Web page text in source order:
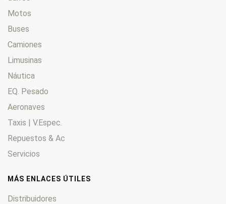
Motos
Buses
Camiones
Limusinas
Náutica
EQ. Pesado
Aeronaves
Taxis | V.Espec.
Repuestos & Ac
Servicios
MÁS ENLACES ÚTILES
Distribuidores